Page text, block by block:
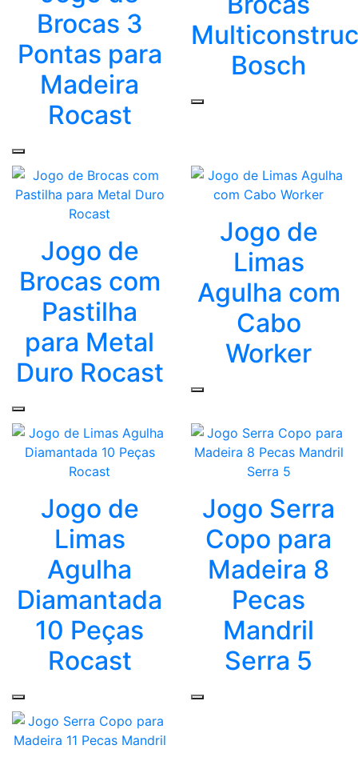
Brocas 3
Pontas para
Madeira
Rocast
Bosch
Jogo de
Brocas com
Pastilha
para Metal
Duro Rocast
Jogo de
Limas
Agulha com
Cabo
Worker
Jogo de
Limas
Agulha
Diamantada
10 Peças
Rocast
Jogo Serra
Copo para
Madeira 8
Pecas
Mandril
Serra 5